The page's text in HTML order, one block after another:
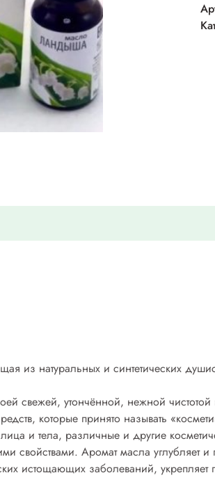
из натуральных и синтетических
свежей, утончённой, нежной
которые принято называть
и тела, различные и другие
Аромат масла углубляет и
истощающих заболеваний,